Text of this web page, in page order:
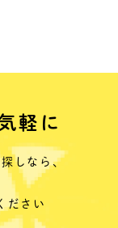
軽に
しなら、
ださい